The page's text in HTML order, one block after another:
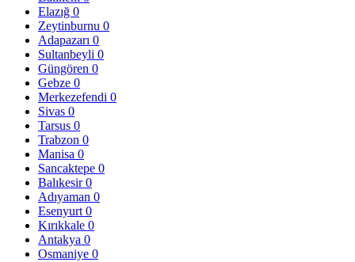
Elazığ 0
Zeytinburnu 0
Adapazarı 0
Sultanbeyli 0
Güngören 0
Gebze 0
Merkezefendi 0
Sivas 0
Tarsus 0
Trabzon 0
Manisa 0
Sancaktepe 0
Balıkesir0
Adıyaman 0
Esenyurt 0
Kırıkkale 0
Antakya 0
Osmaniye 0